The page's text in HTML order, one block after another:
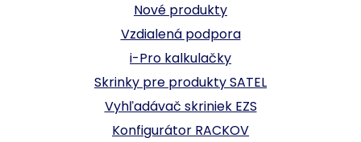
Nové produkty
Vzdialená podpora
i-Pro kalkulačky
Skrinky pre produkty SATEL
Vyhľadávač skriniek EZS
Konfigurátor RACKOV